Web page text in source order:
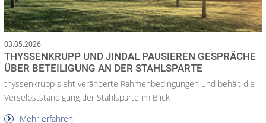
03.05.2026
THYSSENKRUPP UND JINDAL PAUSIEREN GESPRÄCHE
ÜBER BETEILIGUNG AN DER STAHLSPARTE
thyssenkrupp sieht veränderte Rahmenbedingungen und behält die
Verselbstständigung der Stahlsparte im Blick
Mehr erfahren